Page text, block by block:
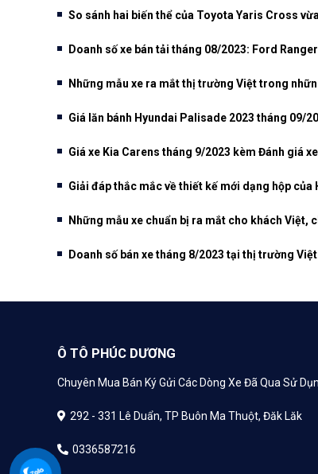
So sánh hai biến thể của Toyota Yaris Cross
Doanh số xe bán tải tháng 08/2023: Ford
Những mẫu xe ra mắt thị trường Việt trong
Giá lăn bánh Hyundai Palisade 2023 tháng 09/
Giá xe Kia Carens tháng 9/2023 kèm Đánh giá
Giải đáp thắc mắc về thiết kế mới dạng hộp của
Những mẫu xe chuẩn bị ra mắt cho khách Việt,
Doanh số bán xe tháng 8/2023 tại thị trường
Ô TÔ PHÚC DƯƠNG
Chuyên Mua Bán Ký Gửi Các Dòng Xe Đã Qua Sử
292 - 331 Lê Duẩn, TP Buôn Ma Thuột, Đăk Lăk
0336587216